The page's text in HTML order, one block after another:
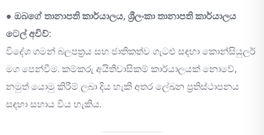
● ඔබගේ තානාපති කාර්යාලය, ශ්‍රීලංකා තානාපති කාර්යාලය
ටෙල් අවිව්:
විදේශ ගමන් බලපත්‍රය සහ ජාතිකත්ව ගැටළු සඳහා කොන්සියුලර්
මග පෙන්වීම. කම්කරු අයිතිවාසිකම් කාර්යාලයක් නොවේ,
නමුත් යොමු කිරීම් ලබා දිය හැකි අතර ලේඛන ප්‍රතිස්ථාපනය
සඳහා සහාය විය හැකිය.